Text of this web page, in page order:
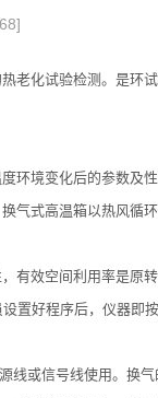
化试验检测。是环
环境变化后的参数及性
式高温箱以热风循
效空间利用率是原
置好程序后，仪器即
或信号线使用。换